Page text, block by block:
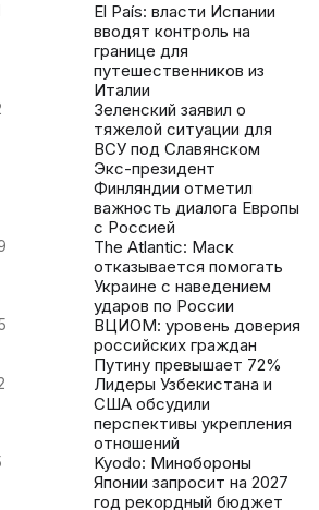
El País: власти Испании
вводят контроль на
границе для
путешественников из
Италии
Зеленский заявил о
тяжелой ситуации для
ВСУ под Славянском
Экс-президент
Финляндии отметил
важность диалога Европы
с Россией
The Atlantic: Маск
отказывается помогать
Украине с наведением
ударов по России
ВЦИОМ: уровень доверия
российских граждан
Путину превышает 72%
Лидеры Узбекистана и
США обсудили
перспективы укрепления
отношений
Kyodo: Минобороны
Японии запросит на 2027
год рекордный бюджет